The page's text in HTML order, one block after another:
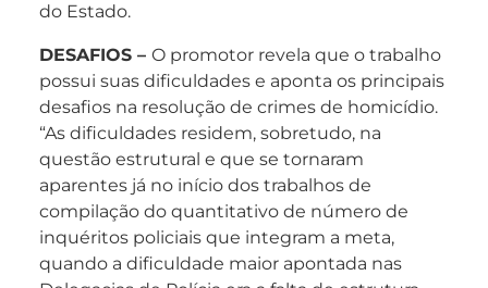
do Estado.
DESAFIOS – O promotor revela que o trabalho
possui suas dificuldades e aponta os principais
desafios na resolução de crimes de homicídio.
“As dificuldades residem, sobretudo, na
questão estrutural e que se tornaram
aparentes já no início dos trabalhos de
compilação do quantitativo de número de
inquéritos policiais que integram a meta,
quando a dificuldade maior apontada nas